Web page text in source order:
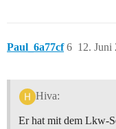
Paul_6a77cf 12. Juni
6
Hiva:
Er hat mit dem Lkw-